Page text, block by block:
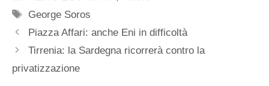
Tag
George Soros
Piazza Affari: anche Eni in difficoltà
Tirrenia: la Sardegna ricorrerà contro la
privatizzazione